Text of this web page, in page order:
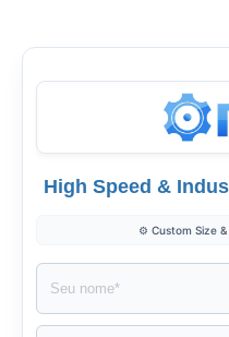
High Speed &
⚙️ Custom Size &